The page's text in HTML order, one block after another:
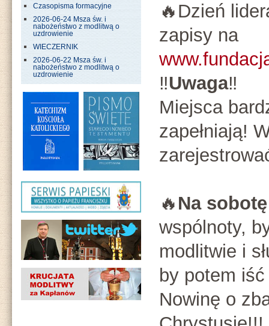
Czasopisma formacyjne
2026-06-24 Msza św. i
nabożeństwo z modlitwą o
uzdrowienie
WIECZERNIK
2026-06-22 Msza św. i
nabożeństwo z modlitwą o
uzdrowienie
🔥Dzień
zapisy na
‼️Uwaga‼️
Miejsca
zapełniają!
🔥 Na sobotę
wspólnoty,
modlitwie i
by potem
Nowinę o